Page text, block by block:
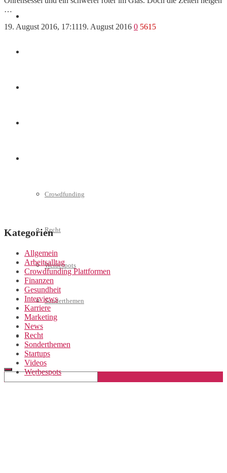
Crowdfunding
Recht
Werbespots
Sonderthemen
Geschäftskonto eröffnen
…
19. August 2016, 17:1119. August 2016 0 5615
Kategorien
Allgemein
Arbeitsalltag
Crowdfunding Plattformen
Finanzen
Gesundheit
Interviews
Karriere
Marketing
News
Recht
Sonderthemen
Startups
Videos
Werbespots